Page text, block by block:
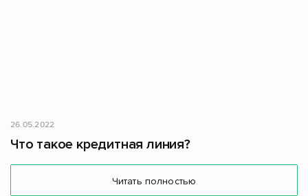
26.05.2022
Что такое кредитная линия?
Читать полностью